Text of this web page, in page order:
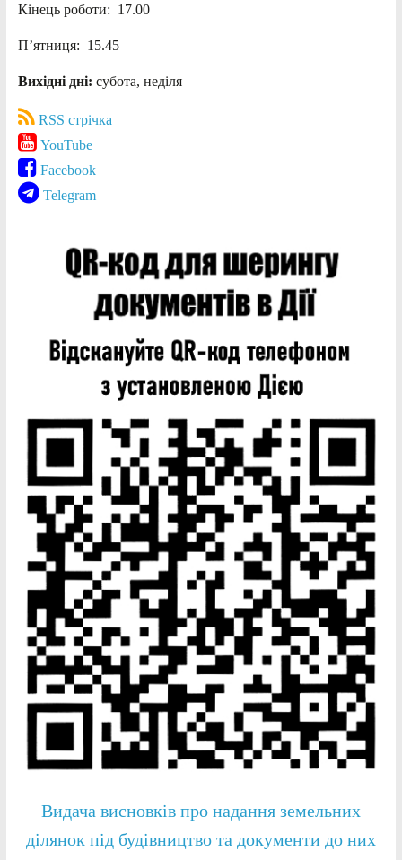
Кінець роботи: 17.00
П’ятниця: 15.45
Вихідні дні: субота, неділя
RSS стрічка
YouTube
Facebook
Telegram
Видача висновків про надання земельних
ділянок під будівництво та документи до них